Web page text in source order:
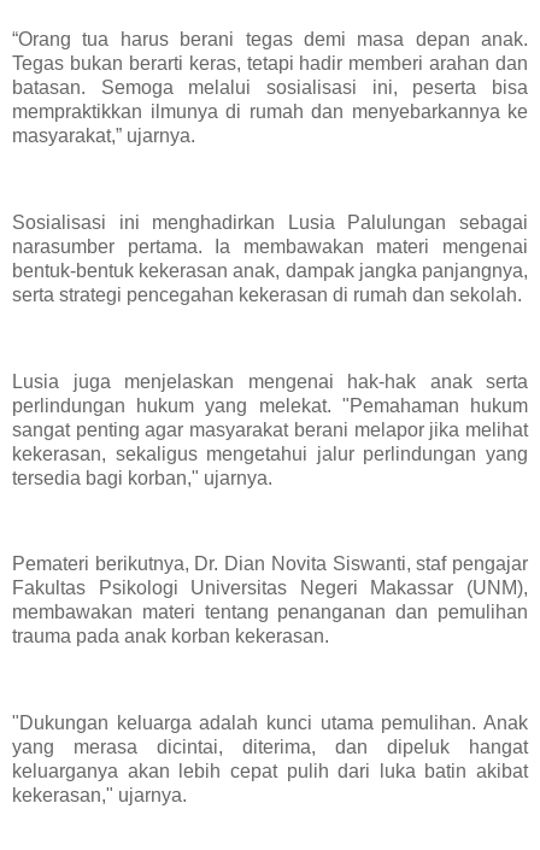
“Orang tua harus berani tegas demi masa depan anak.
Tegas bukan berarti keras, tetapi hadir memberi arahan dan
batasan. Semoga melalui sosialisasi ini, peserta bisa
mempraktikkan ilmunya di rumah dan menyebarkannya ke
masyarakat,” ujarnya.
Sosialisasi ini menghadirkan Lusia Palulungan sebagai
narasumber pertama. Ia membawakan materi mengenai
bentuk-bentuk kekerasan anak, dampak jangka panjangnya,
serta strategi pencegahan kekerasan di rumah dan sekolah.
Lusia juga menjelaskan mengenai hak-hak anak serta
perlindungan hukum yang melekat. "Pemahaman hukum
sangat penting agar masyarakat berani melapor jika melihat
kekerasan, sekaligus mengetahui jalur perlindungan yang
tersedia bagi korban," ujarnya.
Pemateri berikutnya, Dr. Dian Novita Siswanti, staf pengajar
Fakultas Psikologi Universitas Negeri Makassar (UNM),
membawakan materi tentang penanganan dan pemulihan
trauma pada anak korban kekerasan.
"Dukungan keluarga adalah kunci utama pemulihan. Anak
yang merasa dicintai, diterima, dan dipeluk hangat
keluarganya akan lebih cepat pulih dari luka batin akibat
kekerasan," ujarnya.